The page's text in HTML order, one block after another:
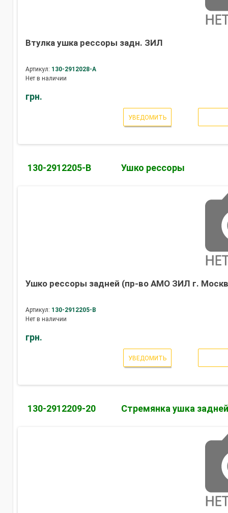
Втулка ушка рессоры задн. ЗИЛ
Артикул: 130-2912028-А
Нет в наличии
грн.
УВЕДОМИТЬ
130-2912205-В Ушко рессоры
Ушко рессоры задней (пр-во АМО ЗИЛ г.
Артикул: 130-2912205-В
Нет в наличии
грн.
УВЕДОМИТЬ
130-2912209-20 Стремянка ушка